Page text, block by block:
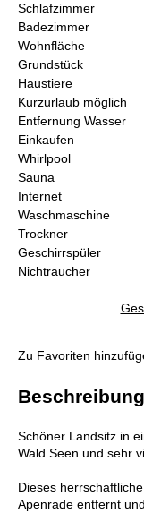
Schlafzimmer
Badezimmer
Wohnfläche
Grundstück
Haustiere
Kurzurlaub möglich
Entfernung Wasser
Einkaufen
Whirlpool
Sauna
Internet
Waschmaschine
Trockner
Geschirrspüler
Nichtraucher
Zu Favoriten
Beschreibung
Schöner Landsitz in
Wald Seen und sehr
Dieses
Apenrade entfernt